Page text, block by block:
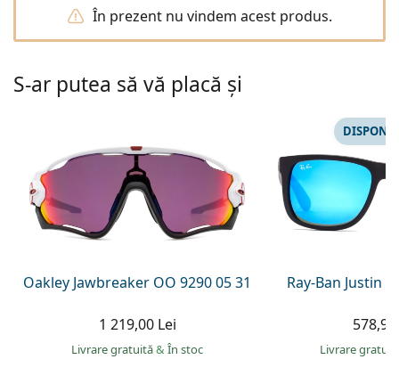
Toate mărcile
Persol
Prada
Toate soluțiileÎn prezent nu vindem acest produs.
S-ar putea să vă placă și
Oakley Jawbreaker OO 9290 05 31
1 219,00 Lei
Livrare gratuită& În stoc
Ray-Ban Justin
Livrare